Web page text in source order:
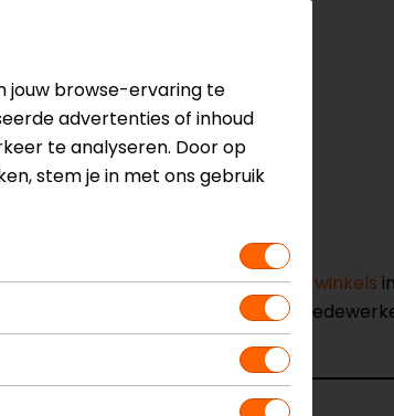
op of kom langs in één vanonze winkels
passen en staan onze
jouw browse-ervaring te
advertenties of inhoud
te analyseren. Door op
stem je in met ons gebruik